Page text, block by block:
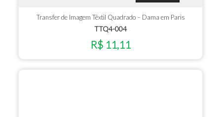
Transfer de Imagem Têxtil Quadrado – Dama em Paris
TTQ4-004
R$ 11,11